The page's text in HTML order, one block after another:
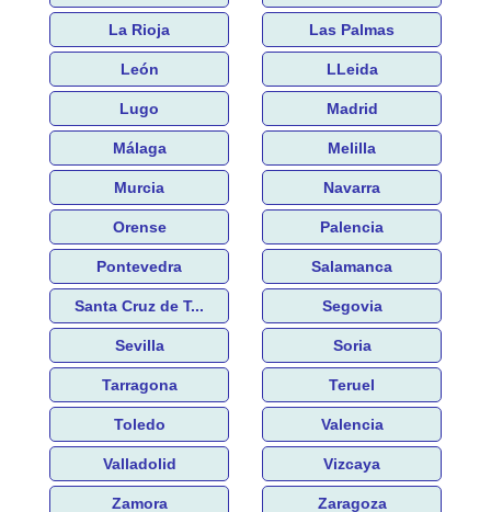
La Rioja Las Palmas
León LLeida
Lugo Madrid
Málaga Melilla
Murcia Navarra
Orense Palencia
Pontevedra Salamanca
Santa Cruz de T... Segovia
Sevilla Soria
Tarragona Teruel
Toledo Valencia
Valladolid Vizcaya
Zamora Zaragoza